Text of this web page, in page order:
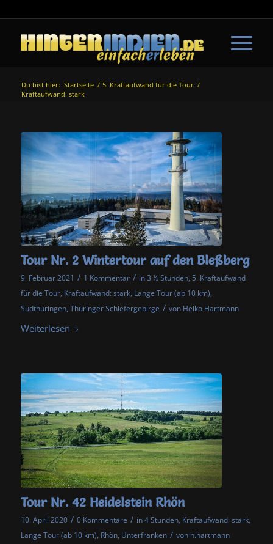
Du bist hier: Startseite / 5. Kraftaufwand für die Tour /
Kraftaufwand: stark
Tour Nr. 2 Wintertour auf den Bleßberg
9. Februar 2021 / 1 Kommentar / in3 ½ Stunden, 5. Kraftaufwand
für die Tour, Kraftaufwand: stark, Lange Tour (ab 10 km),
Südthüringen, Thüringer Schiefergebirge / von Heiko Hartmann
Weiterlesen
Tour Nr. 42 Heidelstein Rhön
10. April 2020 / 0 Kommentare / in4 Stunden, Kraftaufwand: stark,
Lange Tour (ab 10 km), Rhön, Unterfranken / von h.hartmann